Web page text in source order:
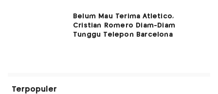
Belum Mau Terima Atletico,
Cristian Romero Diam-Diam
Tunggu Telepon Barcelona
Terpopuler